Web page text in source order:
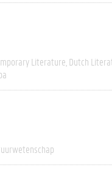
Literature Dutch